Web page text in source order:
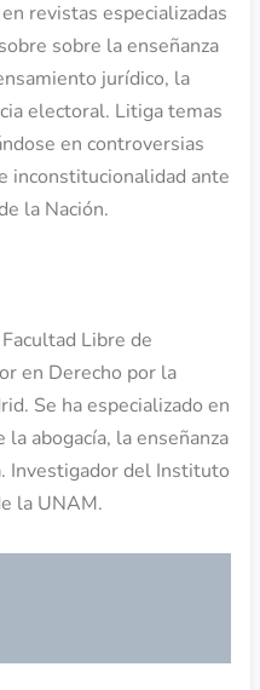
revistas especializadas
sobre la enseñanza
jurídico, la
electoral. Litiga temas
en controversias
inconstitucionalidad ante
la Nación.
Libre de
en Derecho por la
Se ha especializado en
abogacía, la enseñanza
Investigador del Instituto
la UNAM.